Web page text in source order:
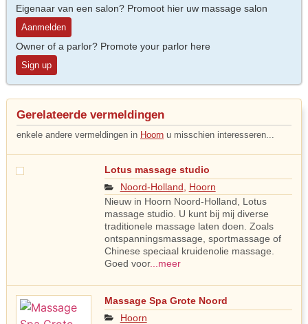
Eigenaar van een salon? Promoot hier uw massage salon
Aanmelden
Owner of a parlor? Promote your parlor here
Sign up
Gerelateerde vermeldingen
enkele andere vermeldingen in Hoorn u misschien interesseren...
Lotus massage studio
Noord-Holland
Hoorn
Nieuw in Hoorn Noord-Holland, Lotus
massage studio. U kunt bij mij diverse
traditionele massage laten doen. Zoals
ontspanningsmassage, sportmassage of
Chinese speciaal kruidenolie massage.
Goed voor...meer
Massage Spa Grote Noord
Hoorn